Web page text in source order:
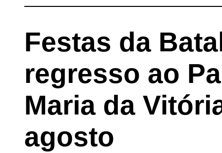
Festas da
regresso ao
Maria da
agosto